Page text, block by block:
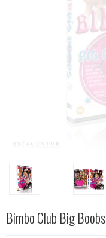
Bimbo Club Big Boobs